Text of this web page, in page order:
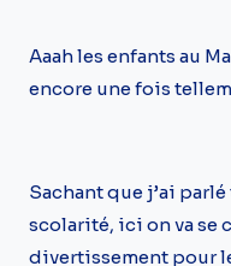
Aaah les enfants au
encore une fois
Sachant que j’ai
scolarité, ici on va se
divertissement pour